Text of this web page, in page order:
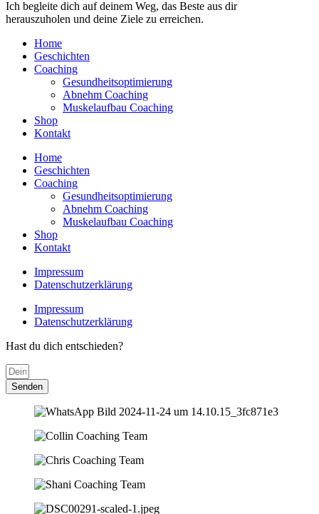
Ich begleite dich auf deinem Weg, das Beste aus dir
herauszuholen und deine Ziele zu erreichen.
Home
Geschichten
Coaching
Gesundheitsoptimierung
Abnehm Coaching
Muskelaufbau Coaching
Shop
Kontakt
Home
Geschichten
Coaching
Gesundheitsoptimierung
Abnehm Coaching
Muskelaufbau Coaching
Shop
Kontakt
Impressum
Datenschutzerklärung
Impressum
Datenschutzerklärung
Hast du dich entschieden?
Senden